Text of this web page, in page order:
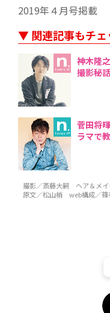
2019年４月号掲載
▼ 関連記事もチェ
神木隆
撮影秘
菅田将
ラマで
撮影／斎藤大嗣 ヘア＆メ
原文／松山梢 web構成／